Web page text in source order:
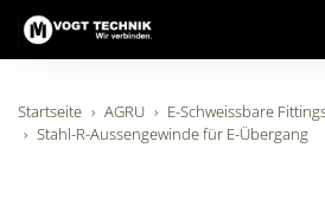
Startseite AGRU
E-Schweissbare
Stahl-R-Aussengewinde für E-Übergang